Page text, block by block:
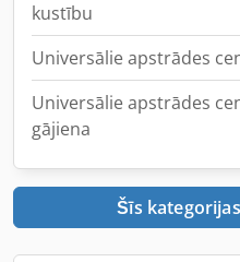
kustību
Universālie apstrādes
Universālie apstrādes
gājiena
Šīs